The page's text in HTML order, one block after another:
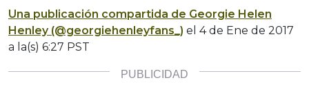
Una publicación compartida de Georgie Helen
Henley (@georgiehenleyfans_) el 4 de Ene de 2017
a la(s) 6:27 PST